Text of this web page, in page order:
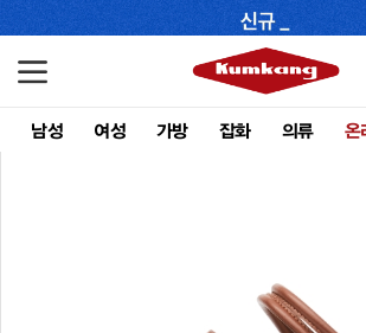
남성 여성 가방 잡화 의류 온